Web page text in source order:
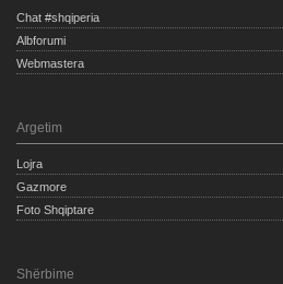
Chat #shqiperia
Albforumi
Webmastera
Argetim
Lojra
Gazmore
Foto Shqiptare
Shërbime